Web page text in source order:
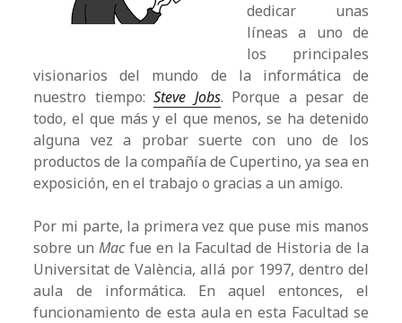
dedicar unas
líneas a uno de
los principales
visionarios del mundo de la informática de
nuestro tiempo:Steve Jobs. Porque a pesar de
todo, el que más y el que menos, se ha detenido
alguna vez a probar suerte con uno de los
productos de la compañía de Cupertino, ya sea en
exposición, en el trabajo o gracias a un amigo.
Por mi parte, la primera vez que puse mis manos
sobre unMacfue en la Facultad de Historia de la
Universitat de València, allá por 1997, dentro del
aula de informática. En aquel entonces, el
funcionamiento de esta aula en esta Facultad se